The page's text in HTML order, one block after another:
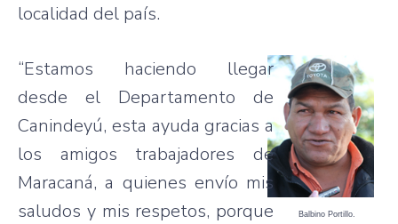
localidad del país.
Balbino Portillo.
“Estamos haciendo llegar
desde el Departamento de
Canindeyú, esta ayuda gracias a
los amigos trabajadores de
Maracaná, a quienes envío mis
saludos y mis respetos, porque